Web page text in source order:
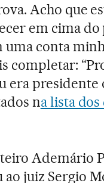
Acho que
em cima
conta
completar:
era presidente
na lista
Ademário
juiz Sergio